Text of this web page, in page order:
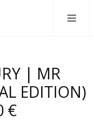
| MR
EDITION)
€